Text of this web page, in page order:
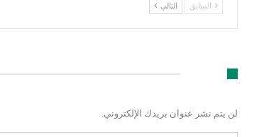
السابق التالي
لن يتم نشر عنوان بريدك الإلكتروني.